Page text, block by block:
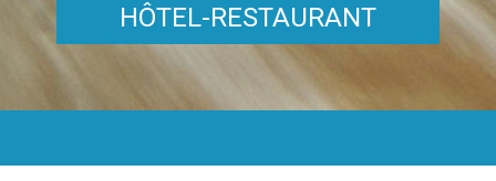
HÔTEL-RESTAURANT